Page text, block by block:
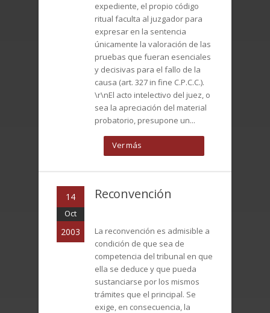
expediente, el propio código
ritual faculta al juzgador para
expresar en la sentencia
únicamente la valoración de las
pruebas que fueran esenciales
y decisivas para el fallo de la
causa (art. 327 in fine C.P.C.C.).
\r\nEl acto intelectivo del juez, o
sea la apreciación del material
probatorio, presupone un...
Ver más
14
Oct
2003
Reconvención
La reconvención es admisible a
condición de que sea de
competencia del tribunal en que
ella se deduce y que pueda
sustanciarse por los mismos
trámites que el principal. Se
exige, en consecuencia, la